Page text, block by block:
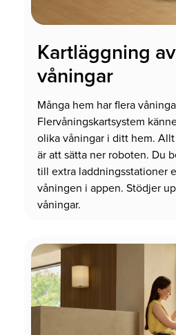
Kartläggning
våningar
Många hem har flera
Flervåningskartsystem
olika våningar i ditt hem.
är att sätta ner roboten. Du
till extra laddningsstationer
våningen i appen. Stödjer
våningar.